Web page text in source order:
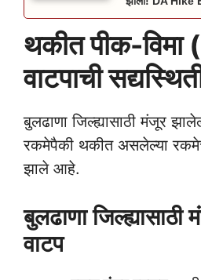
थकीत पीक-विमा
वाटपाची
बुलढाणा जिल्ह्यासाठी मंजूर
रकमेपैकी थकीत असलेल्या
झाले आहे.
बुलढाणा
वाटप